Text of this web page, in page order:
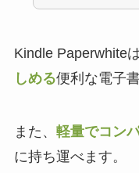
Kindle Paperwhite
しめる便利な電子
また、 軽量でコン
に持ち運べます。